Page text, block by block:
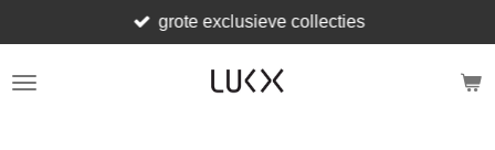
direct
naar
grote exclusieve collecties